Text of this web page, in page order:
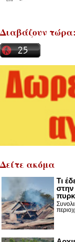
Διαβάζουν τώρα:
Δείτε ακόμα
Τι
στην